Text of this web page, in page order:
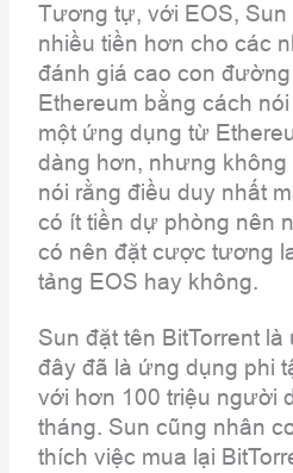
Tương tự, với EOS, Sun
nhiều tiền hơn cho các
đánh giá cao con
Ethereum bằng cách
một ứng dụng từ
dàng hơn, nhưng không
nói rằng điều duy nhất
có ít tiền dự phòng nên
có nên đặt cược tương
tảng EOS hay không.
Sun đặt tên BitTorrent
đây đã là ứng dụng phi
với hơn 100 triệu người
tháng. Sun cũng nhân
thích việc mua lại